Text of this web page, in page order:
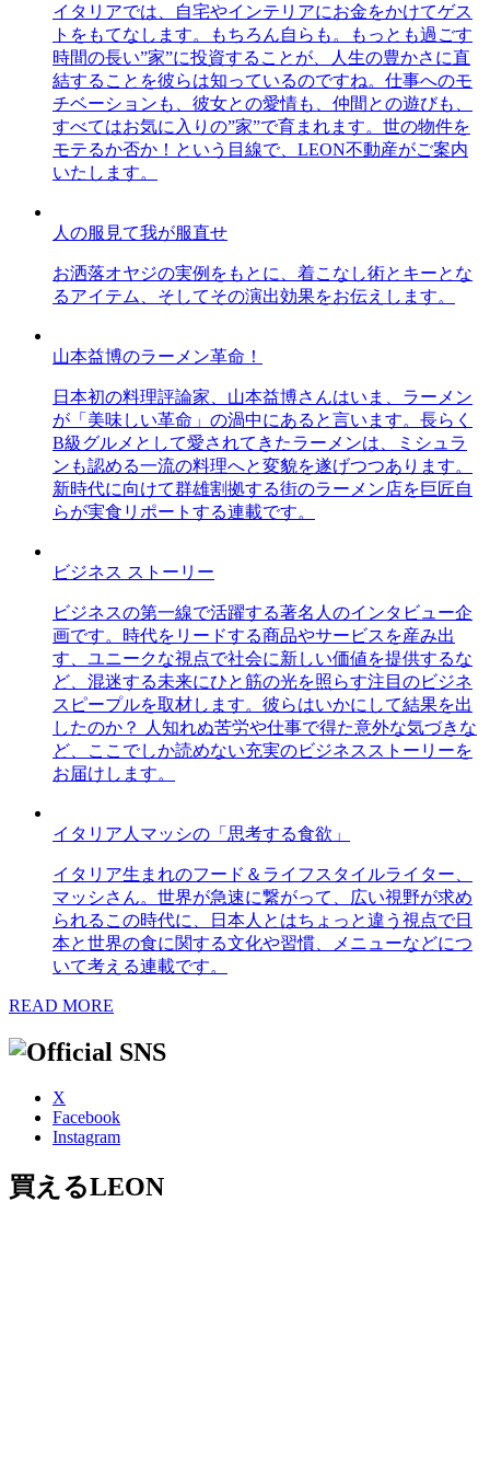
イタリアでは、自宅やインテリアにお金をかけてゲス
トをもてなします。もちろん自らも。もっとも過ごす
時間の長い”家”に投資することが、人生の豊かさに直
結することを彼らは知っているのですね。仕事へのモ
チベーションも、彼女との愛情も、仲間との遊びも、
すべてはお気に入りの”家”で育まれます。世の物件を
モテるか否か！という目線で、LEON不動産がご案内
いたします。
人の服見て我が服直せ
お洒落オヤジの実例をもとに、着こなし術とキーとな
るアイテム、そしてその演出効果をお伝えします。
山本益博のラーメン革命！
日本初の料理評論家、山本益博さんはいま、ラーメン
が「美味しい革命」の渦中にあると言います。長らく
B級グルメとして愛されてきたラーメンは、ミシュラ
ンも認める一流の料理へと変貌を遂げつつあります。
新時代に向けて群雄割拠する街のラーメン店を巨匠自
らが実食リポートする連載です。
ビジネス ストーリー
ビジネスの第一線で活躍する著名人のインタビュー企
画です。時代をリードする商品やサービスを産み出
す、ユニークな視点で社会に新しい価値を提供するな
ど、混迷する未来にひと筋の光を照らす注目のビジネ
スピープルを取材します。彼らはいかにして結果を出
したのか？ 人知れぬ苦労や仕事で得た意外な気づきな
ど、ここでしか読めない充実のビジネスストーリーを
お届けします。
イタリア人マッシの「思考する食欲」
イタリア生まれのフード＆ライフスタイルライター、
マッシさん。世界が急速に繋がって、広い視野が求め
られるこの時代に、日本人とはちょっと違う視点で日
本と世界の食に関する文化や習慣、メニューなどにつ
いて考える連載です。
READ MORE
X
Facebook
Instagram
買えるLEON